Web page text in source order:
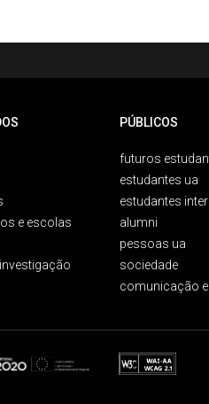
e escolas
PÚBLICOS
futuros
estudantes ua
estudantes
alumni
pessoas ua
sociedade
comunicação